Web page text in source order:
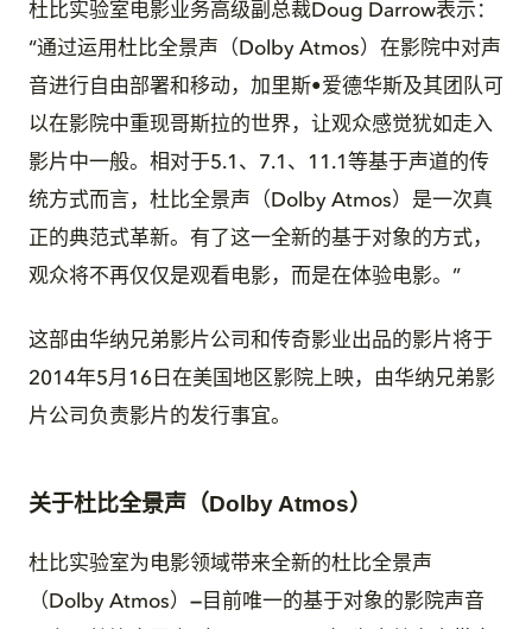
杜比实验室电影业务高级副总裁Doug Darrow表示：
“通过运用杜比全景声（Dolby Atmos）在影院中对声
音进行自由部署和移动，加里斯•爱德华斯及其团队可
以在影院中重现哥斯拉的世界，让观众感觉犹如走入
影片中一般。相对于5.1、7.1、11.1等基于声道的传
统方式而言，杜比全景声（Dolby Atmos）是一次真
正的典范式革新。有了这一全新的基于对象的方式，
观众将不再仅仅是观看电影，而是在体验电影。”
这部由华纳兄弟影片公司和传奇影业出品的影片将于
2014年5月16日在美国地区影院上映，由华纳兄弟影
片公司负责影片的发行事宜。
关于杜比全景声（Dolby Atmos）
杜比实验室为电影领域带来全新的杜比全景声
（Dolby Atmos） — 目前唯一的基于对象的影院声音